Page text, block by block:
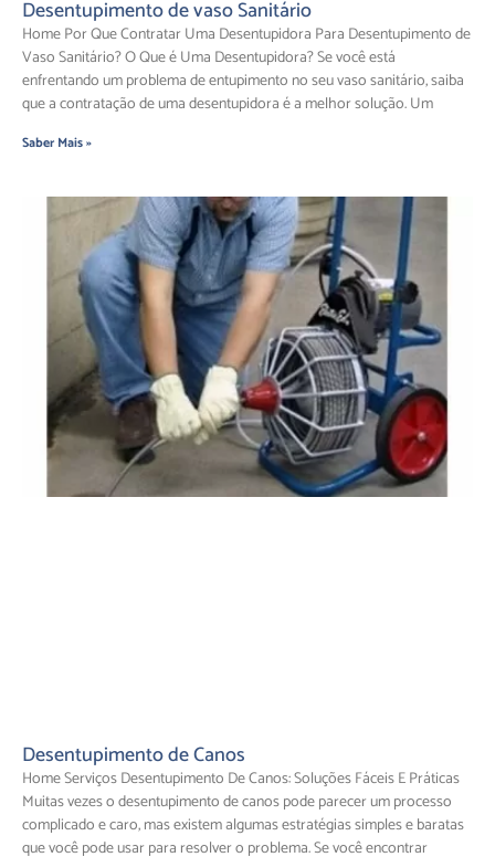
Desentupimento de vaso Sanitário
Home Por Que Contratar Uma Desentupidora Para Desentupimento de
Vaso Sanitário? O Que é Uma Desentupidora? Se você está
enfrentando um problema de entupimento no seu vaso sanitário, saiba
que a contratação de uma desentupidora é a melhor solução. Um
Saber Mais »
Desentupimento de Canos
Home Serviços Desentupimento De Canos: Soluções Fáceis E Práticas
Muitas vezes o desentupimento de canos pode parecer um processo
complicado e caro, mas existem algumas estratégias simples e baratas
que você pode usar para resolver o problema. Se você encontrar